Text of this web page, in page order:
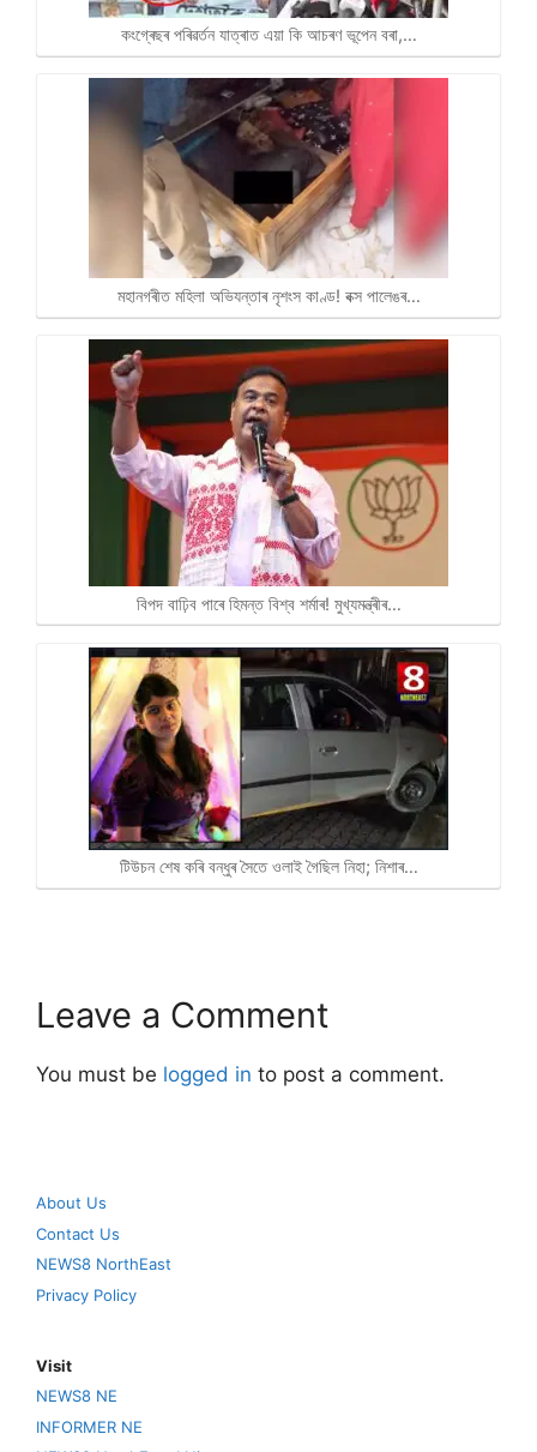
কংগ্ৰেছৰ পৰিৱৰ্তন যাত্ৰাত এয়া কি আচৰণ ভূপেন বৰা,…
মহানগৰীত মহিলা অভিযন্তাৰ নৃশংস কাণ্ড! বক্স পালেঙৰ…
বিপদ বাঢ়িব পাৰে হিমন্ত বিশ্ব শৰ্মাৰ! মুখ্যমন্ত্ৰীৰ…
টিউচন শেষ কৰি বন্ধুৰ সৈতে ওলাই গৈছিল নিহা; নিশাৰ…
Leave a Comment
You must be logged in to post a comment.
About Us
Contact Us
NEWS8 NorthEast
Privacy Policy
Visit
NEWS8 NE
INFORMER NE